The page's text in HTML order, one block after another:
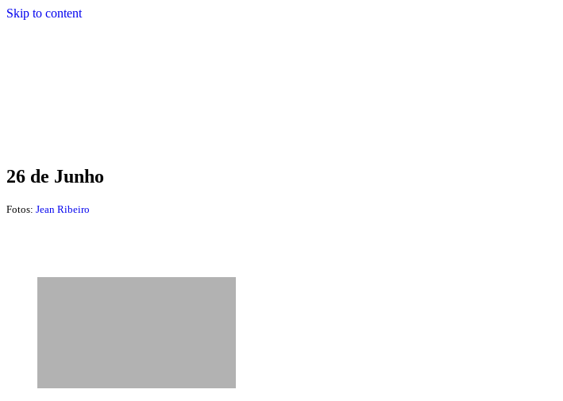
Skip to content
26 de Junho
Fotos: Jean Ribeiro